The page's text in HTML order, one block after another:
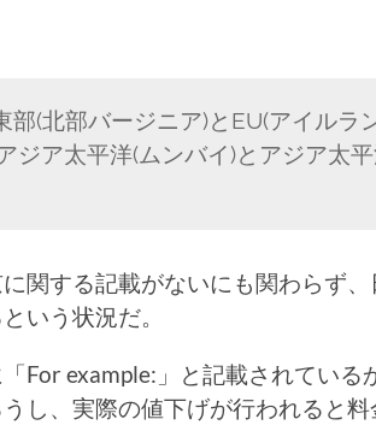
部(北部バージニア)とEU(アイルラ
ジア太平洋(ムンバイ)とアジア太
関する記載がないにも関わらず
いう状況だ。
For example:」と記載されている
し、実際の値下げが行われると料